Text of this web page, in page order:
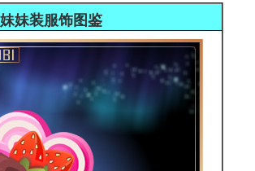
妹装服饰图鉴